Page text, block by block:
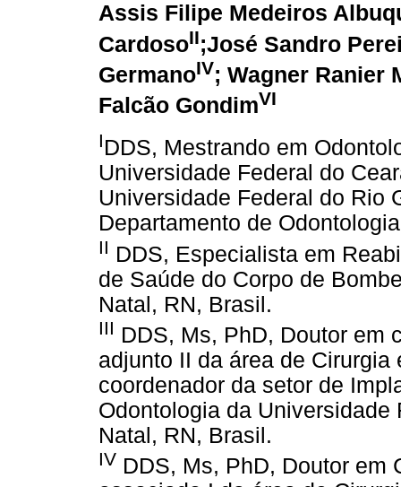
Assis Filipe Medeiros
CardosoII;José Sandro
GermanoIV; Wagner Ranier
Falcão GondimVI
IDDS, Mestrando em
Universidade Federal do
Universidade Federal do Rio
Departamento de
II DDS, Especialista em
de Saúde do Corpo de
Natal, RN, Brasil.
III DDS, Ms, PhD, Doutor em
adjunto II da área de
coordenador da setor de
Odontologia da Universidade
Natal, RN, Brasil.
IV DDS, Ms, PhD, Doutor em